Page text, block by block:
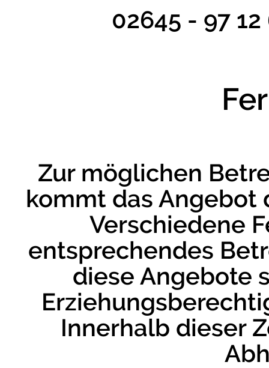
02645 - 97
Zur möglichen
kommt das Angebot
Verschiedene
entsprechendes
diese Angebote
Innerhalb dieser